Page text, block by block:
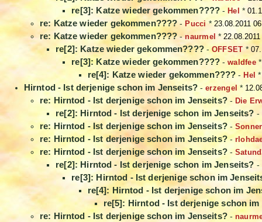
re[3]: Katze wieder gekommen???? - Hel *
re: Katze wieder gekommen????- Pucci * 23.08.2011
re: Katze wieder gekommen????-naurmel *
re[2]: Katze wieder gekommen????-OFFSET*
re[3]: Katze wieder gekommen???? -waldfee
re[4]: Katze wieder gekommen???? - Hel
Hirntod - Ist derjenige schon im Jenseits? -erzengel *
re: Hirntod - Ist derjenige schon im Jenseits?- Die
re[2]: Hirntod - Ist derjenige schon im Jenseits? -
re: Hirntod - Ist derjenige schon im Jenseits?-
re: Hirntod - Ist derjenige schon im Jenseits?-
re: Hirntod - Ist derjenige schon im Jenseits?-
re[2]: Hirntod - Ist derjenige schon im Jenseits? -
re[3]: Hirntod - Ist derjenige schon im
re[4]: Hirntod - Ist derjenige schon im
re[5]: Hirntod - Ist derjenige schon im
re: Hirntod - Ist derjenige schon im Jenseits?-